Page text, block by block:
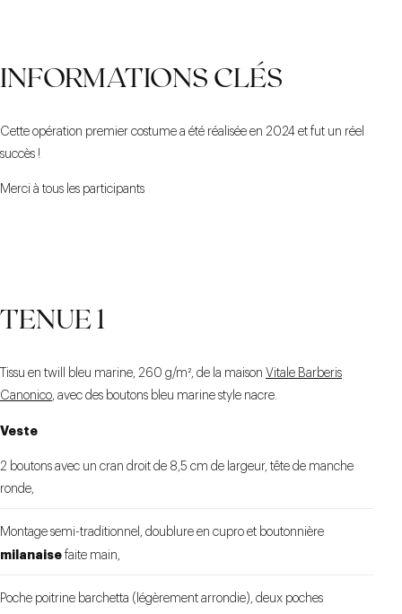
FAITES VOTRE CHOIX
NE PERDEZ PAS DE
TEMPS
RENDEZ-VOUS EN
BOUTIQUE
INFORMATIONS CLÉS
Cette opération premier costume a été réalisée en 2024 et fut un réel
succès !
Merci à tous les participants
TENUE 1
Tissu en twill bleu marine, 260 g/m², de la maison Vitale Barberis
Canonico, avec des boutons bleu marine style nacre.
Veste
2 boutons avec un cran droit de 8,5 cm de largeur, tête de manche
ronde,
Montage semi-traditionnel, doublure en cupro et boutonnière
milanaise faite main,
Poche poitrine barchetta (légèrement arrondie), deux poches